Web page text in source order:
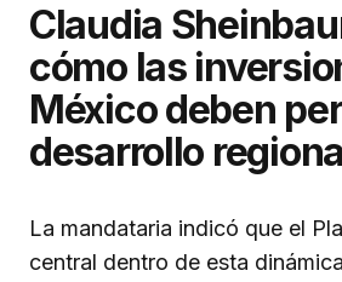
Claudia
cómo las
México deben
desarrollo
La mandataria indicó que el
central dentro de esta